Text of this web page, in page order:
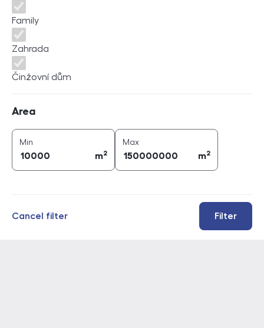
Family
Zahrada
Činžovní dům
Area
Min
m2
Maxarea (
m2
Filter
Cancel filter